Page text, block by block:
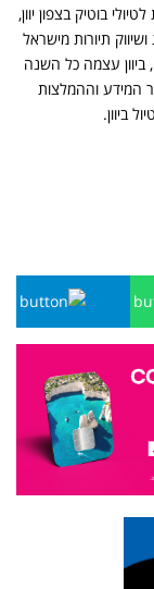
בוטיק בצפון יוון,
ושיווק תיורות מישראל
ביוון עצמה כל השנה
המידע וההמלצות
ביוון.